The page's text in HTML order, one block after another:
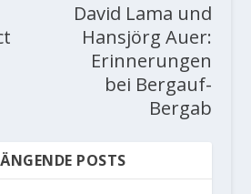
David Lama und
Hansjörg Auer:
Erinnerungen
bei Bergauf-
Bergab
POSTS